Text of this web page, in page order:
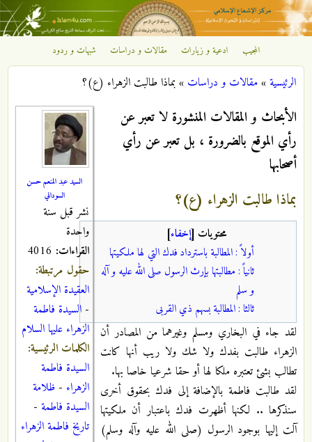
تجاوز إلى المحتوى الرئيسي
مركز
الإشعاع
الإسلامي
المجيب ادعية و زيارات مقالات و دراسات شبهات و ردود
أنت هنا
الرئيسية»مقالات و دراسات »بماذا طالبت الزهراء (ع)؟
السيد عبد المنعم حسن
السوداني
نشر قبل سنة
واحدة
القراءات:
حقول مرتبطة:
العقيدة الإسلامية
- السيدة فاطمة
الزهراء عليها السلام
الكلمات الرئيسية:
السيدة فاطمة
الزهراء - ظلامة
السيدة فاطمة -
تاريخ فاطمة الزهراء
الأبحاث و المقالات المنشورة لا تعبر عن
رأي الموقع بالضرورة ، بل تعبر عن رأي
أصحابها
بماذا طالبت الزهراء (ع)؟
محتويات [إخفاء]
أولاً : المطالبة باسترداد فدك التي لها ملكيتها
ثانياً : مطالبتها بإرث الرسول صلى الله عليه و آله
و سلم
ثالثا : المطالبة بسهم ذي القربى
لقد جاء في البخاري ومسلم وغيرهما من المصادر أن
الزهراء طالبت بفدك ولا شك ولا ريب أنها كانت
تطالب بشئ تعتبره ملكا لها أو حقا شرعيا خاصا بها.
لقد طالبت فاطمة بالإضافة إلى فدك بحقوق أخرى
سنذكرها .. لكنها أظهرت فدك باعتبار أن ملكيتها
آلت إليها بوجود الرسول (صلى الله عليه وآله وسلم)